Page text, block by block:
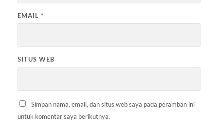
EMAIL *
SITUS WEB
Simpan nama, email, dan situs web saya pada peramban ini
untuk komentar saya berikutnya.